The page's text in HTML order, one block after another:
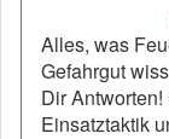
Alles, was
Gefahrgut
Dir
Einsatztaktik